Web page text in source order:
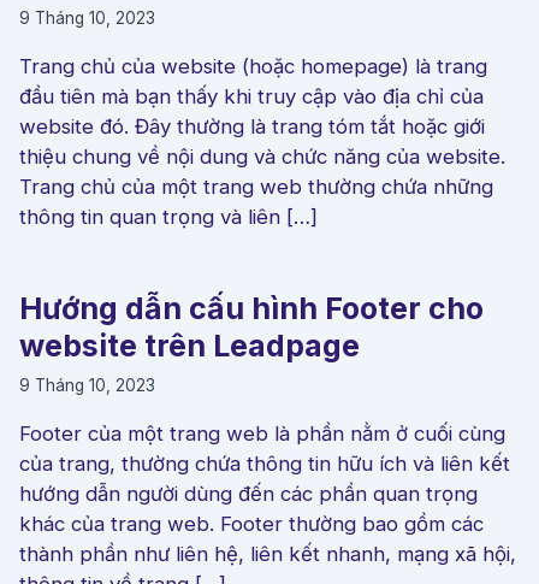
9 Tháng 10, 2023
Trang chủ của website (hoặc homepage) là trang
đầu tiên mà bạn thấy khi truy cập vào địa chỉ của
website đó. Đây thường là trang tóm tắt hoặc giới
thiệu chung về nội dung và chức năng của website.
Trang chủ của một trang web thường chứa những
thông tin quan trọng và liên […]
Hướng dẫn cấu hình Footer cho
website trên Leadpage
9 Tháng 10, 2023
Footer của một trang web là phần nằm ở cuối cùng
của trang, thường chứa thông tin hữu ích và liên kết
hướng dẫn người dùng đến các phần quan trọng
khác của trang web. Footer thường bao gồm các
thành phần như liên hệ, liên kết nhanh, mạng xã hội,